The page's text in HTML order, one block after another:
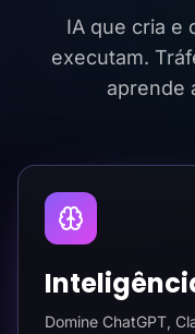
IA que cria e
executam.
aprende
Domine ChatGPT,